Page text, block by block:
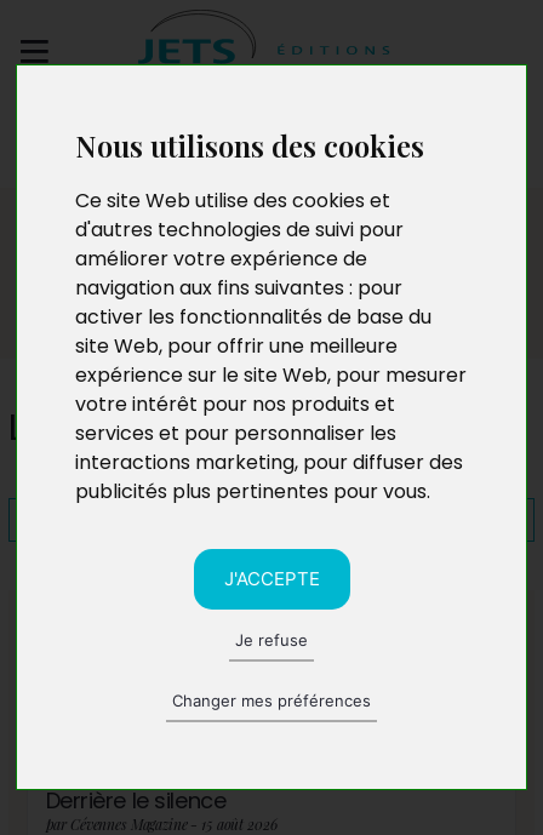
Nous utilisons des cookies
Ce site Web utilise des cookies et
d'autres technologies de suivi pour
améliorer votre expérience de
navigation aux fins suivantes : pour
activer les fonctionnalités de base du
site Web, pour offrir une meilleure
expérience sur le site Web, pour mesurer
votre intérêt pour nos produits et
services et pour personnaliser les
interactions marketing, pour diffuser des
publicités plus pertinentes pour vous.
J'ACCEPTE
Je refuse
Changer mes préférences
manuscrit
Presse
L'Or blanc du Gabon
A lire également
Derrière le silence
par Cévennes Magazine - 15 août 2026